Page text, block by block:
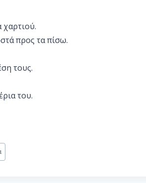
προς τα πίσω.
τους.
του.